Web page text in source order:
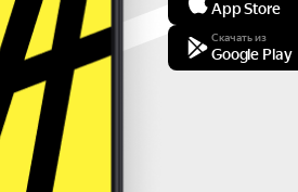
App Store
Скачать из
Google Play